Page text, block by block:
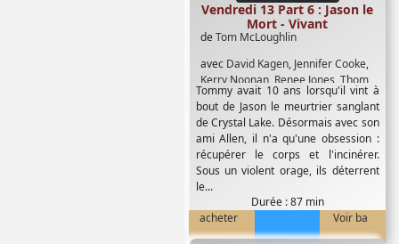
deTom McLoughlin
avec David Kagen, Jennifer Cooke,
Kerry Noonan, Renee Jones Thom
Mathews
Vendredi 13 Part 6 : Jason le
Mort - Vivant
Tommy avait 10 ans lorsqu'il vint à
bout de Jason le meurtrier sanglant
de Crystal Lake. Désormais avec son
ami Allen, il n'a qu'une obsession :
récupérer le corps et l'incinérer.
Sous un violent orage, ils déterrent
le...
Durée : 87 min
acheter
Voir ba